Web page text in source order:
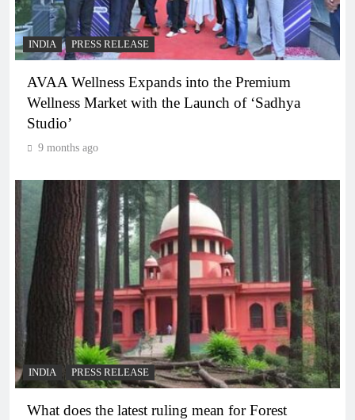
INDIA PRESS RELEASE
AVAA Wellness Expands into the Premium
Wellness Market with the Launch of ‘Sadhya
Studio’
9 months ago
INDIA PRESS RELEASE
What does the latest ruling mean for Forest